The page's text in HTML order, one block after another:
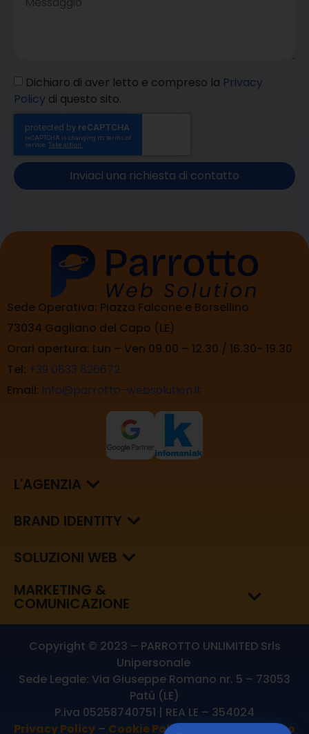
Dichiaro di aver letto e compreso la Privacy
Policy di questo sito.
Inviaci una richiesta di contatto
Sede Operativa: Piazza Falcone e Borsellino
73034 Gagliano del Capo (LE)
Orari apertura: Lun – Ven 09.00 – 12.30 / 16.30- 19.30
Tel: +39 0833 826672
Email: info@parrotto-websolution.it
L'AGENZIA
BRAND IDENTITY
SOLUZIONI WEB
MARKETING &
COMUNICAZIONE
Copyright © 2023 – PARROTTO UNLIMITED Srls
Unipersonale
Sede Legale: Via Giuseppe Romano nr. 5 – 73053
Patù (LE)
P.iva 05258740751 | REA LE – 354024
Privacy Policy – Cookie Policy Aggiornamento